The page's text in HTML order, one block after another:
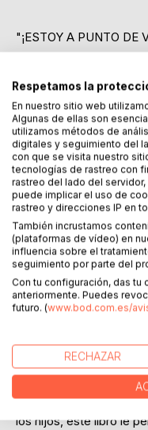
"¡ESTOY A PUNTO DE
Cuántas veces has
rabieta que te ha pillado
después de ese ataque
que ha llamado la
Probablemente la
es perfectamente
dos hijos, ¡sé muy bien
ser los pequeños!
Por eso escribí "Mamá,
padres sobre cómo
sin recurrir a los gritos.
En este manual he
comportamiento de
forma eficaz y ¡sin
A través de un
los hijos, este libro le
Respetamos la
En nuestro sitio web
Algunas de ellas son
utilizamos métodos de
digitales y seguimiento del
con que se visita nuestro
tecnologías de rastreo con
rastreo del lado del
puede implicar el uso de
rastreo y direcciones IP en
También incrustamos
(plataformas de vídeo) en
influencia sobre el
seguimiento por parte del
Con tu configuración, das
anteriormente. Puedes
futuro. (www.bod.com.es/
RECHAZAR